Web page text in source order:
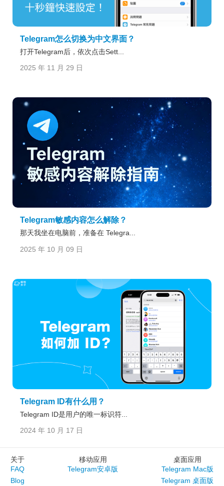
Telegram怎么切换为中文界面？
打开Telegram后，依次点击Sett...
2025 年 11 月 29 日
Telegram敏感内容怎么解除？
那天我坐在电脑前，准备在 Telegra...
2025 年 10 月 09 日
Telegram ID有什么用？
Telegram ID是用户的唯一标识符...
2024 年 10 月 17 日
关于
FAQ
Blog
移动应用
Telegram安卓版
桌面应用
Telegram Mac版
Telegram 桌面版